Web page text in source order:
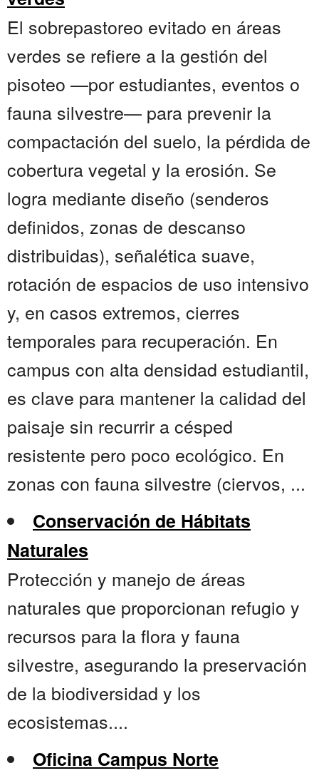
El sobrepastoreo evitado en áreas
verdes se refiere a la gestión del
pisoteo —por estudiantes, eventos o
fauna silvestre— para prevenir la
compactación del suelo, la pérdida de
cobertura vegetal y la erosión. Se
logra mediante diseño (senderos
definidos, zonas de descanso
distribuidas), señalética suave,
rotación de espacios de uso intensivo
y, en casos extremos, cierres
temporales para recuperación. En
campus con alta densidad estudiantil,
es clave para mantener la calidad del
paisaje sin recurrir a césped
resistente pero poco ecológico. En
zonas con fauna silvestre (ciervos, ...
Conservación de Hábitats
Naturales
Protección y manejo de áreas
naturales que proporcionan refugio y
recursos para la flora y fauna
silvestre, asegurando la preservación
de la biodiversidad y los
ecosistemas....
Oficina Campus Norte